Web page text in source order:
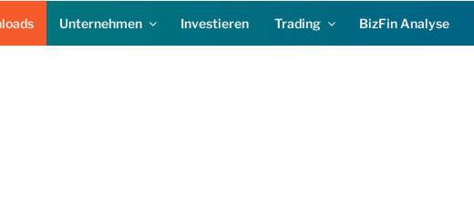
Unternehmen Investieren Trading BizFin Analyse